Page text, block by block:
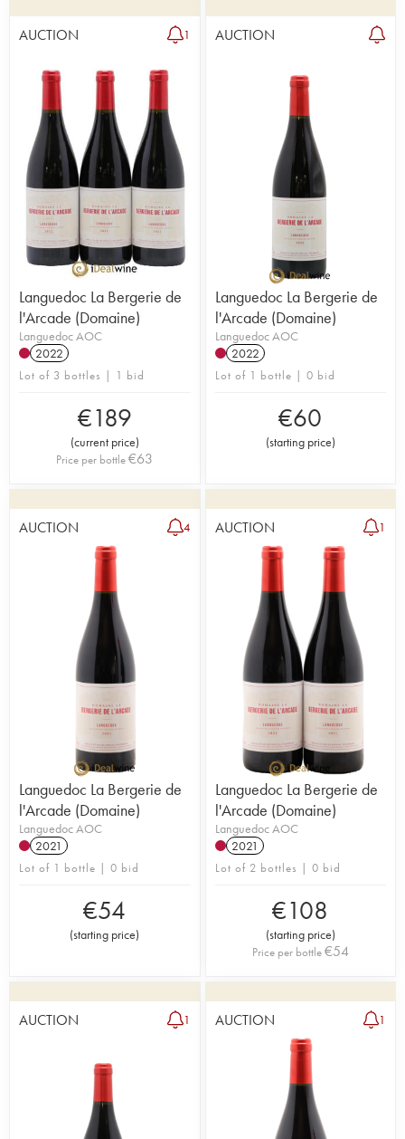
AUCTION 1
Languedoc La Bergerie de
l'Arcade (Domaine)
Languedoc AOC
2022
Lot of 3 bottles | 1 bid
€189
(current price)
Price per bottle€63
AUCTION
Languedoc La Bergerie de
l'Arcade (Domaine)
Languedoc AOC
2022
Lot of 1 bottle | 0 bid
€60
(starting price)
AUCTION 4
Languedoc La Bergerie de
l'Arcade (Domaine)
Languedoc AOC
2021
Lot of 1 bottle | 0 bid
€54
(starting price)
AUCTION 1
Languedoc La Bergerie de
l'Arcade (Domaine)
Languedoc AOC
2021
Lot of 2 bottles | 0 bid
€108
(starting price)
Price per bottle€54
AUCTION 1 AUCTION 1